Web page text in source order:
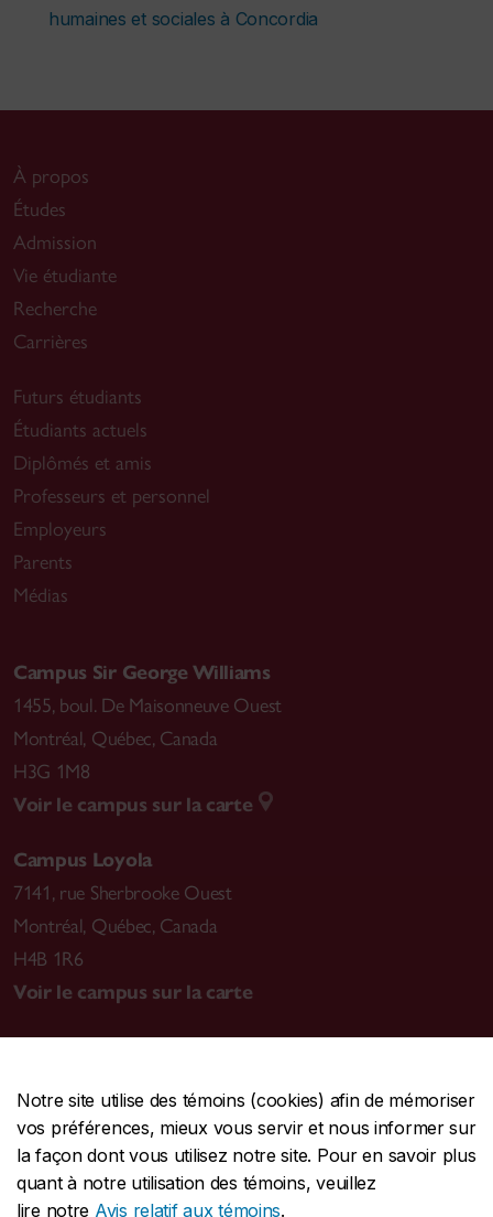
Notre site utilise des témoins (cookies) afin de mémoriser
vos préférences, mieux vous servir et nous informer sur
la façon dont vous utilisez notre site. Pour en savoir plus
quant à notre utilisation des témoins, veuillez
lire notre Avis relatif aux témoins.
humaines et sociales à Concordia
À propos
Études
Admission
Vie étudiante
Recherche
Carrières
Futurs étudiants
Étudiants actuels
Diplômés et amis
Professeurs et personnel
Employeurs
Parents
Médias
Campus Sir George Williams
1455, boul. De Maisonneuve Ouest
Montréal, Québec, Canada
H3G 1M8
Voir le campus sur la carte
Campus Loyola
7141, rue Sherbrooke Ouest
Montréal, Québec, Canada
H4B 1R6
Voir le campus sur la carte
CENTRALE514-848-2424
URGENCE514-848-3717
Protection et prévention | Accessibilité | Confidentialité